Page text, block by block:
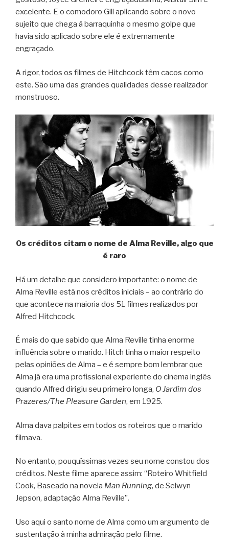
excelente. E o comodoro Gill aplicando sobre o novo
sujeito que chega à barraquinha o mesmo golpe que
havia sido aplicado sobre ele é extremamente
engraçado.
A rigor, todos os filmes de Hitchcock têm cacos como
este. São uma das grandes qualidades desse realizador
monstruoso.
Os créditos citam o nome de Alma Reville, algo que
é raro
Há um detalhe que considero importante: o nome de
Alma Reville está nos créditos iniciais – ao contrário do
que acontece na maioria dos 51 filmes realizados por
Alfred Hitchcock.
É mais do que sabido que Alma Reville tinha enorme
influência sobre o marido. Hitch tinha o maior respeito
pelas opiniões de Alma – e é sempre bom lembrar que
Alma já era uma profissional experiente do cinema inglês
quando Alfred dirigiu seu primeiro longa, O Jardim dos
Prazeres/The Pleasure Garden, em 1925.
Alma dava palpites em todos os roteiros que o marido
filmava.
No entanto, pouquíssimas vezes seu nome constou dos
créditos. Neste filme aparece assim: “Roteiro Whitfield
Cook, Baseado na novela Man Running, de Selwyn
Jepson, adaptação Alma Reville”.
Uso aqui o santo nome de Alma como um argumento de
sustentação à minha admiração pelo filme.